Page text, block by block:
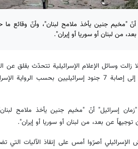
أنّ "مخيم جنين يأخذ ملامح لبنان"، وأنّ وقائع
من لبنان أو سوريا أو إيران".
زالت وسائل الإعلام الإسرائيلية تتحدّث بقلق
في جنين، أمس، والذي أدّى إلى إصابة 7 جنود إسرائيليين
إسرائيل" أنّ "مخيم جنين يأخذ ملامح
عن بعد، من لبنان أو سوريا أو إيران".
الإسرائيلي أصرّوا أمس على إنقاذ الآليات